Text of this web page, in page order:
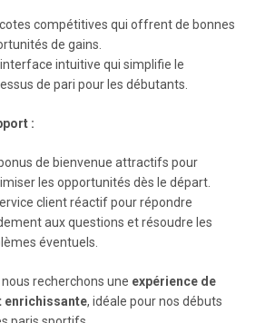
cotes compétitives qui offrent de bonnes
de gains.
intuitive qui simplifie le
de pari pour les débutants.
:
bonus de bienvenue attractifs pour
les opportunités dès le départ.
client réactif pour répondre
aux questions et résoudre les
éventuels.
recherchons une expérience de
enrichissante, idéale pour nos débuts